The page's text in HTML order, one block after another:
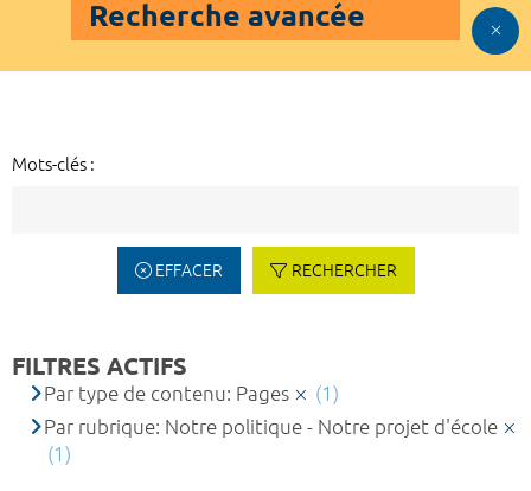
Recherche avancée
Mots-clés :
EFFACER RECHERCHER
FILTRES ACTIFS
Par type de contenu: Pages
(1)
Par rubrique: Notre politique - Notre projet d'école
(1)